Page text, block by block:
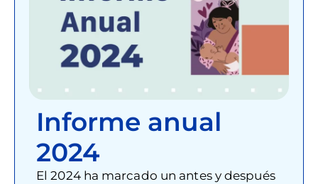
Informe anual
2024
El 2024 ha marcado un antes y después